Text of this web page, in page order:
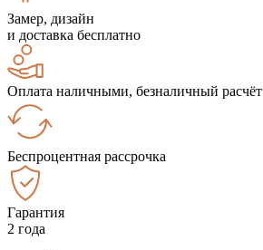
Замер, дизайн
и доставка бесплатно
Оплата наличными, безналичный расчёт
Беспроцентная рассрочка
Гарантия
2 года